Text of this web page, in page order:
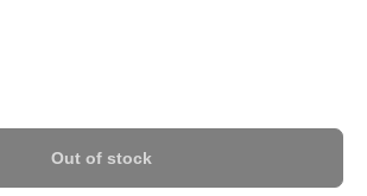
Out of stock